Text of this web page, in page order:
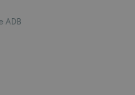
ADB